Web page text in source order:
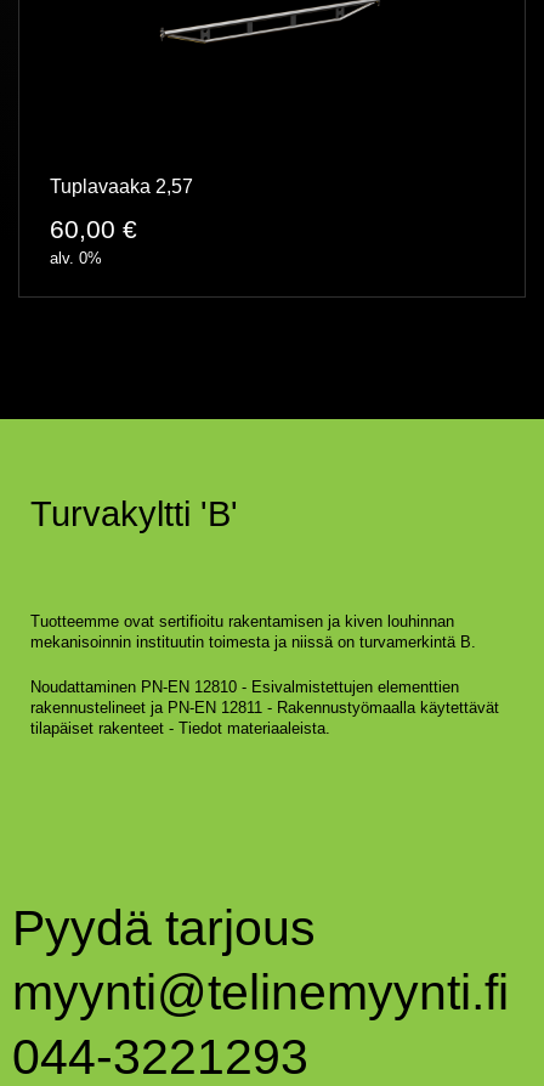
Tuplavaaka 2,57
60,00 €
alv. 0%
Turvakyltti 'B'
Tuotteemme ovat sertifioitu rakentamisen ja kiven louhinnan
mekanisoinnin instituutin toimesta ja niissä on turvamerkintä B.
Noudattaminen PN-EN 12810 - Esivalmistettujen elementtien
rakennustelineet ja PN-EN 12811 - Rakennustyömaalla käytettävät
tilapäiset rakenteet - Tiedot materiaaleista.
Pyydä tarjous
myynti@telinemyynti.fi
044-3221293